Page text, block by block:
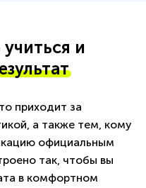
и
приходит за
а также тем, кому
официальным
так, чтобы вы
в комфортном